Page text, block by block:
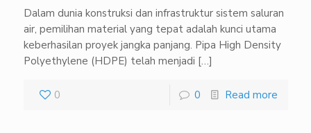
Dalam dunia konstruksi dan infrastruktur sistem saluran
air, pemilihan material yang tepat adalah kunci utama
keberhasilan proyek jangka panjang. Pipa High Density
Polyethylene (HDPE) telah menjadi […]
0 0 Read more